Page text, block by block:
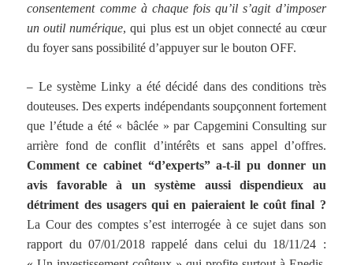
consentement comme à chaque fois qu’il s’agit d’imposer
un outil numérique, qui plus est un objet connecté au cœur
du foyer sans possibilité d’appuyer sur le bouton OFF.
– Le système Linky a été décidé dans des conditions très
douteuses. Des experts indépendants soupçonnent fortement
que l’étude a été « bâclée » par Capgemini Consulting sur
arrière fond de conflit d’intérêts et sans appel d’offres.
Comment ce cabinet “d’experts” a-t-il pu donner un
avis favorable à un système aussi dispendieux au
détriment des usagers qui en paieraient le coût final ?
La Cour des comptes s’est interrogée à ce sujet dans son
rapport du 07/01/2018 rappelé dans celui du 18/11/24 :